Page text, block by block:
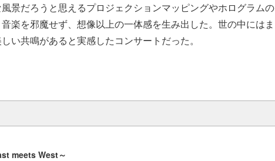
景だろうと思えるプロジェクションマッピングやホログラムの
楽を邪魔せず、想像以上の一体感を生み出した。世の中にはま
い共鳴があると実感したコンサートだった。
meets West～